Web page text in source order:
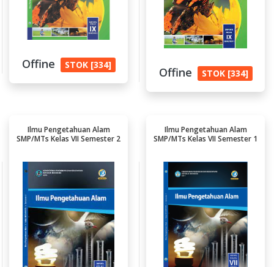
Offine STOK [334]
Offine STOK [334]
Ilmu Pengetahuan Alam
SMP/MTs Kelas VII Semester 2
Ilmu Pengetahuan Alam
SMP/MTs Kelas VII Semester 1